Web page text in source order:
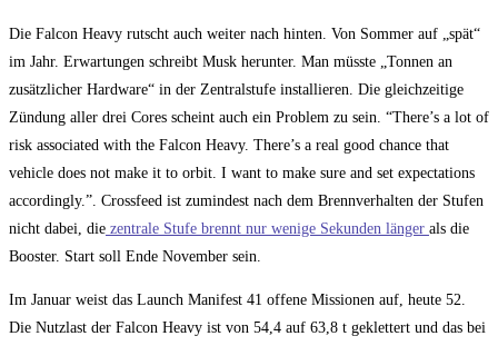
Die Falcon Heavy rutscht auch weiter nach hinten. Von Sommer auf „spät“
im Jahr. Erwartungen schreibt Musk herunter. Man müsste „Tonnen an
zusätzlicher Hardware“ in der Zentralstufe installieren. Die gleichzeitige
Zündung aller drei Cores scheint auch ein Problem zu sein. “There’s a lot of
risk associated with the Falcon Heavy. There’s a real good chance that
vehicle does not make it to orbit. I want to make sure and set expectations
accordingly.”. Crossfeed ist zumindest nach dem Brennverhalten der Stufen
nicht dabei, die zentrale Stufe brennt nur wenige Sekunden länger als die
Booster. Start soll Ende November sein.
Im Januar weist das Launch Manifest 41 offene Missionen auf, heute 52.
Die Nutzlast der Falcon Heavy ist von 54,4 auf 63,8 t geklettert und das bei